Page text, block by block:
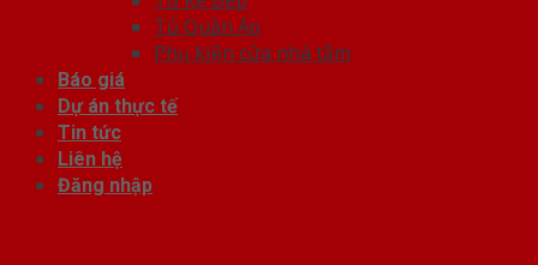
Tủ Quần Áo
Phụ kiện cửa nhà tắm
Báo giá
Dự án thực tế
Tin tức
Liên hệ
Đăng nhập